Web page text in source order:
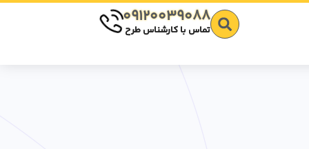
09120039088
تماس با کارشناس طرح